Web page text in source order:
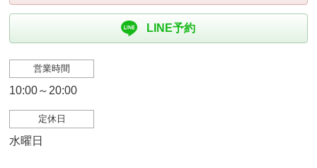
LINE予約
営業時間
10:00～20:00
定休日
水曜日